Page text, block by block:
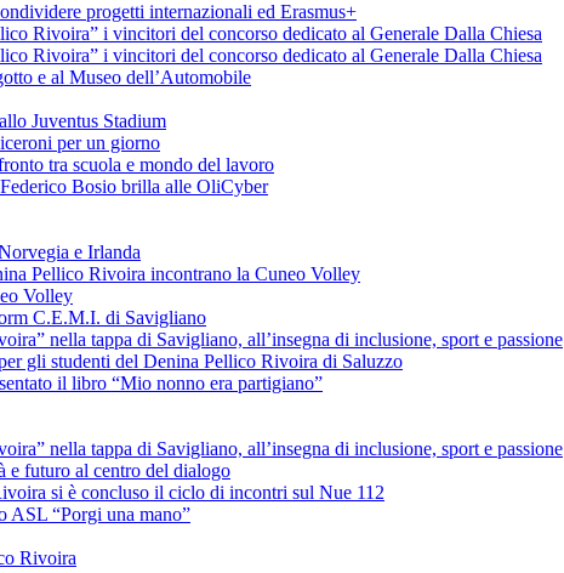
progetti internazionali ed Erasmus+
Rivoira” i vincitori del concorso dedicato al Generale Dalla Chiesa
Rivoira” i vincitori del concorso dedicato al Generale Dalla Chiesa
e al Museo dell’Automobile
Juventus Stadium
per un giorno
tra scuola e mondo del lavoro
Bosio brilla alle OliCyber
e Irlanda
Pellico Rivoira incontrano la Cuneo Volley
Volley
C.E.M.I. di Savigliano
nella tappa di Savigliano, all’insegna di inclusione, sport e passione
gli studenti del Denina Pellico Rivoira di Saluzzo
il libro “Mio nonno era partigiano”
nella tappa di Savigliano, all’insegna di inclusione, sport e passione
e futuro al centro del dialogo
si è concluso il ciclo di incontri sul Nue 112
ASL “Porgi una mano”
Rivoira